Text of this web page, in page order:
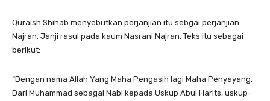
Quraish Shihab menyebutkan perjanjian itu sebgai perjanjian
Najran. Janji rasul pada kaum Nasrani Najran. Teks itu sebagai
berikut:
“Dengan nama Allah Yang Maha Pengasih lagi Maha Penyayang.
Dari Muhammad sebagai Nabi kepada Uskup Abul Harits, uskup-